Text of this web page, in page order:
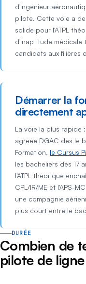
d'ingénieur
pilote. Cette voie a
solide pour l'ATPL
d'inaptitude médicale
candidats aux filières
Démarrer la
directement
La voie la plus rapide
agréée DGAC dès le
Formation, le Cursus
les bacheliers dès 17
l'ATPL théorique
CPL/IR/ME et l'APS-
une compagnie
plus court entre le
DURÉE
Combien de
pilote de